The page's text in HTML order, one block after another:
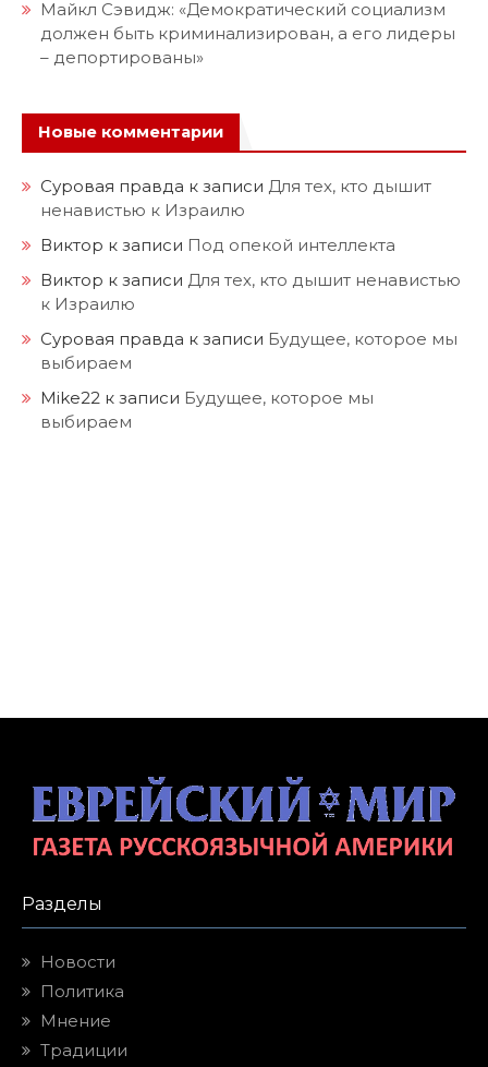
Майкл Сэвидж: «Демократический социализм
должен быть криминализирован, а его лидеры
– депортированы»
Новые комментарии
Суровая правда к записи Для тех, кто дышит
ненавистью к Израилю
Виктор к записи Под опекой интеллекта
Виктор к записи Для тех, кто дышит ненавистью
к Израилю
Суровая правда к записи Будущее, которое мы
выбираем
Mike22 к записи Будущее, которое мы
выбираем
Разделы
Новости
Политика
Мнение
Традиции